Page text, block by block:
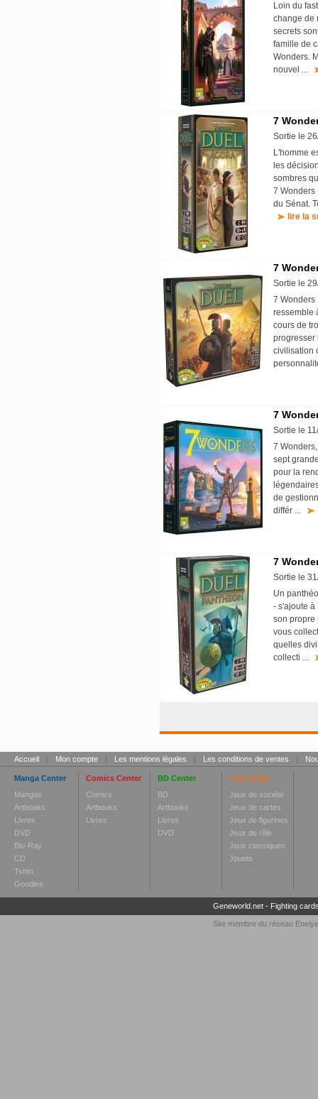
Loin du
change de
secrets
famille de
Wonders.
nouvel ...
7
Sortie le
L'homme
les
sombres
7 Wonders
du Sénat.
lire la
7
Sortie le
7 Wonders
ressemble
cours de
progresser
civilisation
7
Sortie le
7
sept
pour la
de
différ ...
7
Sortie le
Un
- s'ajoute à
son propre
vous
quelles
collecti ...
Accueil | Mon compte | Les mentions légales | Les conditions de ventes |
Manga Center
Mangas
Artbooks
Livres
DVD
Blu-Ray
CD
Tshirt
Goodies
Comics Center
Comics
Artbooks
Livres
BD Center
BD
Artbooks
Livres
DVD
Toy Center
Jeux de société
Jeux de cartes
Jeux de figurines
Jeux de rôle
Jeux classiques
Jouets
Geneworld.net- Fighting
Site membre du réseau Enelye